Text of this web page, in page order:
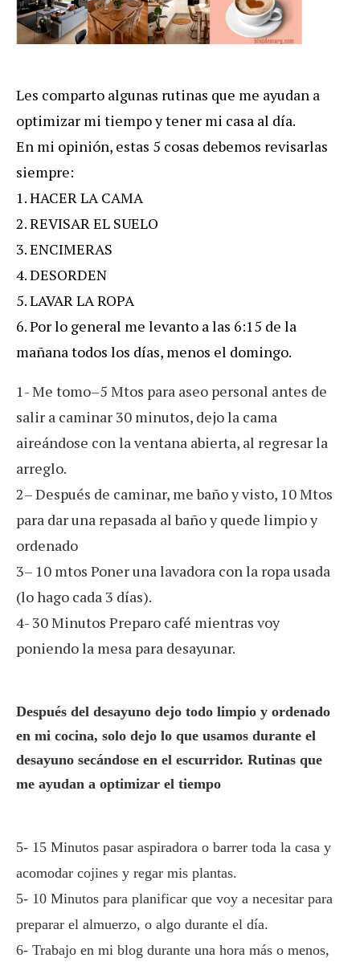
Les comparto algunas rutinas que me ayudan a
optimizar mi tiempo y tener mi casa al día.
En mi opinión, estas 5 cosas debemos revisarlas
siempre:
1. HACER LA CAMA
2. REVISAR EL SUELO
3. ENCIMERAS
4. DESORDEN
5. LAVAR LA ROPA
6. Por lo general me levanto a las 6:15 de la
mañana todos los días, menos el domingo.
1- Me tomo–5 Mtos para aseo personal antes de
salir a caminar 30 minutos, dejo la cama
aireándose con la ventana abierta, al regresar la
arreglo.
2– Después de caminar, me baño y visto, 10 Mtos
para dar una repasada al baño y quede limpio y
ordenado
3– 10 mtos Poner una lavadora con la ropa usada
(lo hago cada 3 días).
4- 30 Minutos Preparo café mientras voy
poniendo la mesa para desayunar.
Después del desayuno dejo todo limpio y ordenado
en mi cocina, solo dejo lo que usamos durante el
desayuno secándose en el escurridor. Rutinas que
me ayudan a optimizar el tiempo
5- 15 Minutos pasar aspiradora o barrer toda la casa y
acomodar cojines y regar mis plantas.
5- 10 Minutos para planificar que voy a necesitar para
preparar el almuerzo, o algo durante el día.
6- Trabajo en mi blog durante una hora más o menos,